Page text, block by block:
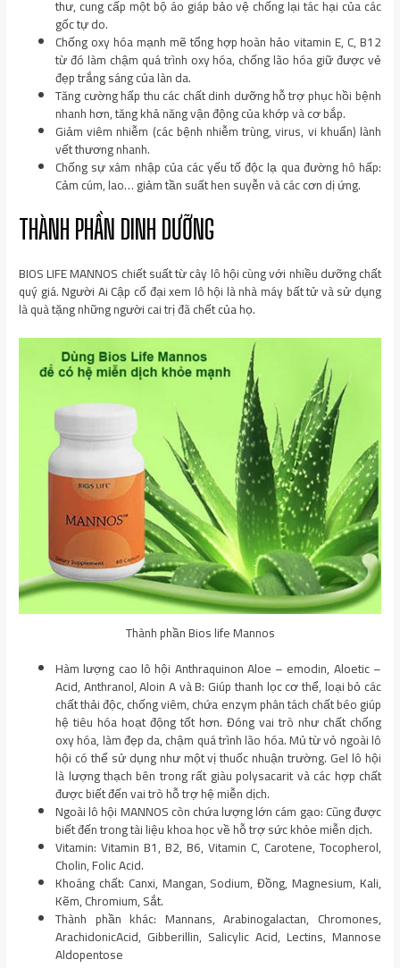
thư, cung cấp một bộ áo giáp bảo vệ chống lại tác hại của các
gốc tự do.
Chống oxy hóa mạnh mẽ tổng hợp hoàn hảo vitamin E, C, B12
từ đó làm chậm quá trình oxy hóa, chống lão hóa giữ được vẻ
đẹp trắng sáng của làn da.
Tăng cường hấp thu các chất dinh dưỡng hỗ trợ phục hồi bệnh
nhanh hơn, tăng khả năng vận động của khớp và cơ bắp.
Giảm viêm nhiễm (các bệnh nhiễm trùng, virus, vi khuẩn) lành
vết thương nhanh.
Chống sự xâm nhập của các yếu tố độc lạ qua đường hô hấp:
Cảm cúm, lao… giảm tần suất hen suyễn và các cơn dị ứng.
THÀNH PHẦN DINH DƯỠNG
BIOS LIFE MANNOS chiết suất từ cây lô hội cùng với nhiều dưỡng chất
quý giá. Người Ai Cập cổ đại xem lô hội là nhà máy bất tử và sử dụng
là quà tặng những người cai trị đã chết của họ.
Thành phần Bios life Mannos
Hàm lượng cao lô hội Anthraquinon Aloe – emodin, Aloetic –
Acid, Anthranol, Aloin A và B: Giúp thanh lọc cơ thể, loại bỏ các
chất thải độc, chống viêm, chứa enzym phân tách chất béo giúp
hệ tiêu hóa hoạt động tốt hơn. Đóng vai trò như chất chống
oxy hóa, làm đẹp da, chậm quá trình lão hóa. Mủ từ vỏ ngoài lô
hội có thể sử dụng như một vị thuốc nhuận trường. Gel lô hội
là lượng thạch bên trong rất giàu polysacarit và các hợp chất
được biết đến vai trò hỗ trợ hệ miễn dịch.
Ngoài lô hội MANNOS còn chứa lượng lớn cám gạo: Cũng được
biết đến trong tài liệu khoa học về hỗ trợ sức khỏe miễn dịch.
Vitamin: Vitamin B1, B2, B6, Vitamin C, Carotene, Tocopherol,
Cholin, Folic Acid.
Khoáng chất: Canxi, Mangan, Sodium, Đồng, Magnesium, Kali,
Kẽm, Chromium, Sắt.
Thành phần khác: Mannans, Arabinogalactan, Chromones,
ArachidonicAcid, Gibberillin, Salicylic Acid, Lectins, Mannose
Aldopentose